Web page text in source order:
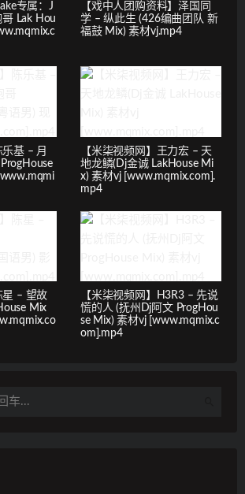
专属：J
Lak Hou
【戏中人团购资料】泽国同
学 – 纵此生 (426编曲团队 新
福鼓 Mix) 素材vj.mp4
乐基 – 月
【米柒视频网】王力宏 – 天
地龙鳞(Dj金诚 LakHouse Mi
x) 素材vj [www.mqmix.com].
mp4
星 – 望故
Mix
【米柒视频网】H3R3 – 先说
慌的人 (抚州Dj阿文 ProgHou
se Mix) 素材vj [www.mqmix.c
om].mp4